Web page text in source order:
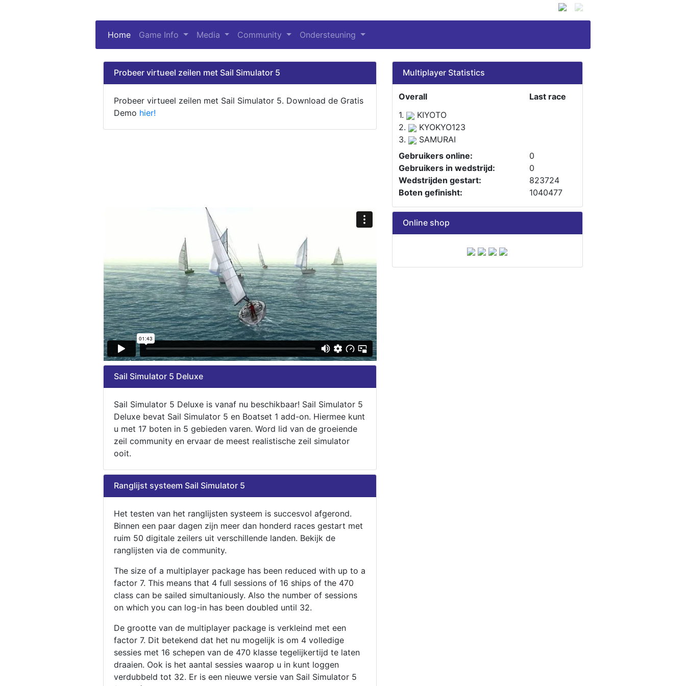
Home (current)
Game Info Media Community Ondersteuning
Probeer virtueel zeilen met Sail Simulator 5
Probeer virtueel zeilen met Sail Simulator 5. Download de Gratis
Demo hier!
Multiplayer Statistics
Overall
Last race
1.
KIYOTO
2.
KYOKYO123
3.
SAMURAI
Gebruikers online:
0
Gebruikers in wedstrijd:
0
Wedstrijden gestart:
823724
Boten gefinisht:
1040477
Sail Simulator 5 Deluxe
Sail Simulator 5 Deluxe is vanaf nu beschikbaar! Sail Simulator 5
Deluxe bevat Sail Simulator 5 en Boatset 1 add-on. Hiermee kunt
u met 17 boten in 5 gebieden varen. Word lid van de groeiende
zeil community en ervaar de meest realistische zeil simulator
ooit.
Ranglijst systeem Sail Simulator 5
Het testen van het ranglijsten systeem is succesvol afgerond.
Binnen een paar dagen zijn meer dan honderd races gestart met
ruim 50 digitale zeilers uit verschillende landen. Bekijk de
ranglijsten via de community.
The size of a multiplayer package has been reduced with up to a
factor 7. This means that 4 full sessions of 16 ships of the 470
class can be sailed simultaniously. Also the number of sessions
on which you can log-in has been doubled until 32.
De grootte van de multiplayer package is verkleind met een
factor 7. Dit betekend dat het nu mogelijk is om 4 volledige
sessies met 16 schepen van de 470 klasse tegelijkertijd te laten
draaien. Ook is het aantal sessies waarop u in kunt loggen
verdubbeld tot 32. Er is een nieuwe versie van Sail Simulator 5
Online shop